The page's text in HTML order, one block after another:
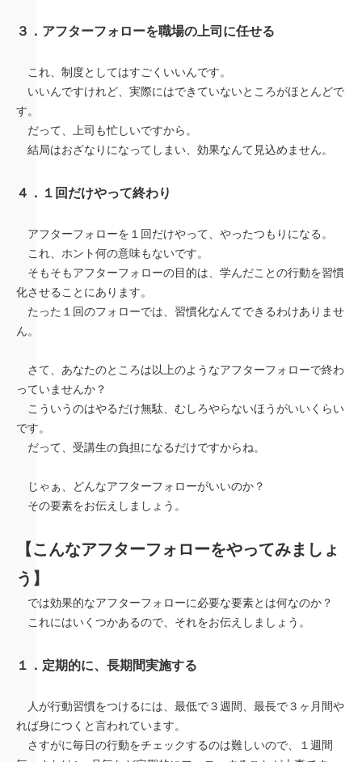
３．アフターフォローを職場の上司に任せる
これ、制度としてはすごくいいんです。
いいんですけれど、実際にはできていないところがほとんどで
す。
だって、上司も忙しいですから。
結局はおざなりになってしまい、効果なんて見込めません。
４．１回だけやって終わり
アフターフォローを１回だけやって、やったつもりになる。
これ、ホント何の意味もないです。
そもそもアフターフォローの目的は、学んだことの行動を習慣
化させることにあります。
たった１回のフォローでは、習慣化なんてできるわけありませ
ん。
さて、あなたのところは以上のようなアフターフォローで終わ
っていませんか？
こういうのはやるだけ無駄、むしろやらないほうがいいくらい
です。
だって、受講生の負担になるだけですからね。
じゃぁ、どんなアフターフォローがいいのか？
その要素をお伝えしましょう。
【こんなアフターフォローをやってみましょ
う】
では効果的なアフターフォローに必要な要素とは何なのか？
これにはいくつかあるので、それをお伝えしましょう。
１．定期的に、長期間実施する
人が行動習慣をつけるには、最低で３週間、最長で３ヶ月間や
れば身につくと言われています。
さすがに毎日の行動をチェックするのは難しいので、１週間